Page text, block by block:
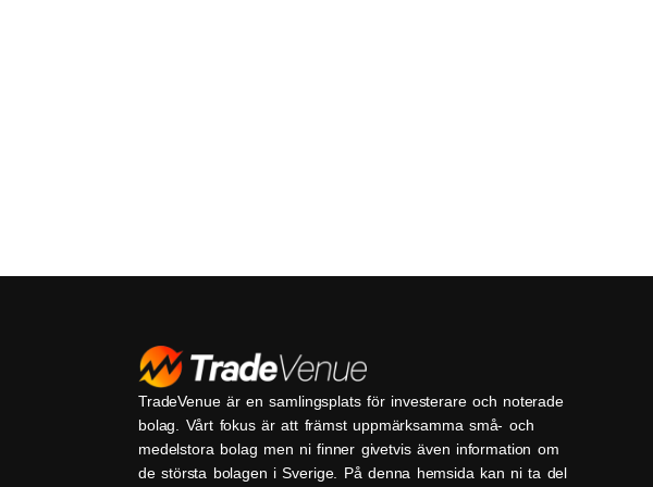
TradeVenue är en samlingsplats för investerare och noterade
bolag. Vårt fokus är att främst uppmärksamma små- och
medelstora bolag men ni finner givetvis även information om
de största bolagen i Sverige. På denna hemsida kan ni ta del